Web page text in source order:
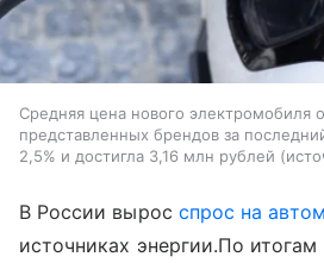
Средняя цена нового электромобиля
представленных брендов за
2,5% и достигла 3,16 млн рублей
В России вырос спрос на
источниках энергии.По итогам